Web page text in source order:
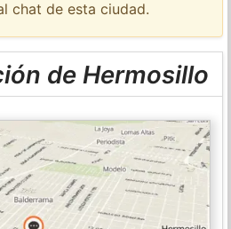
chat de esta ciudad.
de Hermosillo